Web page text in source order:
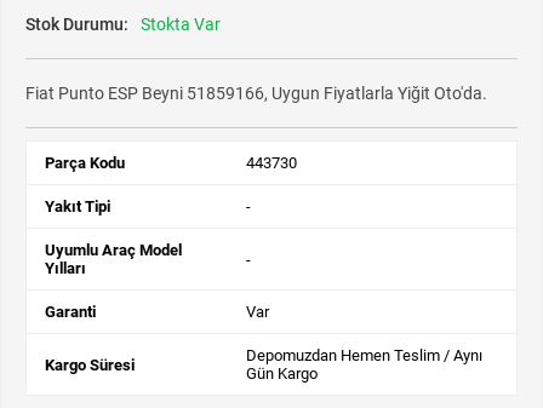
Stok Durumu: Stokta Var
Fiat Punto ESP Beyni 51859166, Uygun Fiyatlarla Yiğit Oto'da.
Parça Kodu 443730
Yakıt Tipi -
Uyumlu Araç Model
Yılları
-
Garanti Var
Kargo Süresi
Depomuzdan Hemen Teslim / Aynı
Gün Kargo